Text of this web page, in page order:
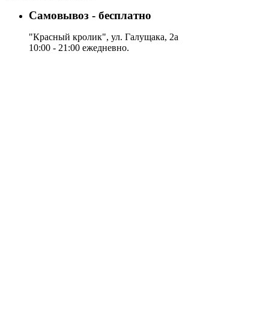
Самовывоз - бесплатно
"Красный кролик", ул. Галущака, 2а
10:00 - 21:00 ежедневно.